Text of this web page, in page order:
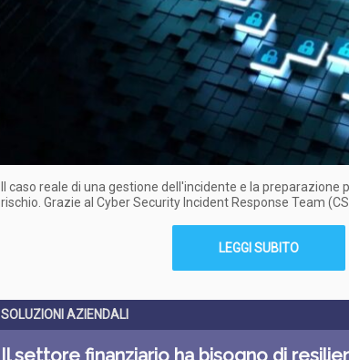
Il caso reale di una gestione dell'incidente e la preparazione
rischio. Grazie al Cyber Security Incident Response Team
LEGGI SUBITO
SOLUZIONI AZIENDALI
Il settore finanziario ha bisogno di